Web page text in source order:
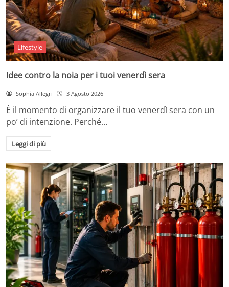
Lifestyle
Idee contro la noia per i tuoi venerdì sera
Sophia Allegri 3 Agosto 2026
È il momento di organizzare il tuo venerdì sera con un
po’ di intenzione. Perché…
Leggi di più